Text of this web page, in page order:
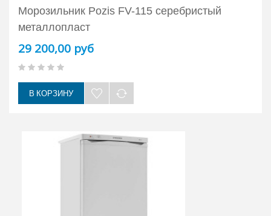
Морозильник Pozis FV-115 серебристый
металлопласт
29 200,00 руб
В КОРЗИНУ